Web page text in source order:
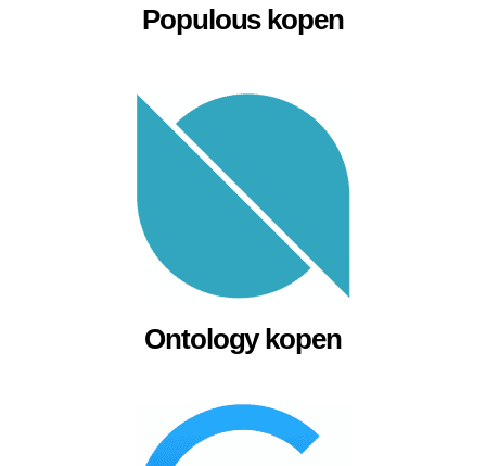
Populous kopen
Ontology kopen